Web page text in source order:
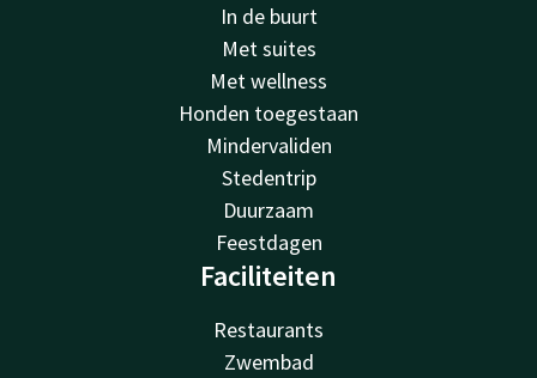
In de buurt
Met suites
Met wellness
Honden toegestaan
Mindervaliden
Stedentrip
Duurzaam
Feestdagen
Faciliteiten
Restaurants
Zwembad